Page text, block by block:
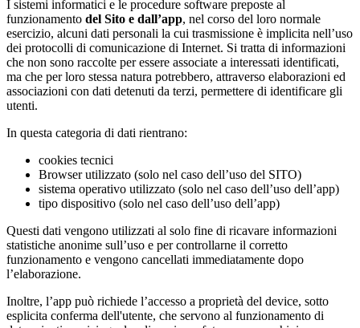
I sistemi informatici e le procedure software preposte al
funzionamento del Sito e dall’app, nel corso del loro normale
esercizio, alcuni dati personali la cui trasmissione è implicita nell’uso
dei protocolli di comunicazione di Internet. Si tratta di informazioni
che non sono raccolte per essere associate a interessati identificati,
ma che per loro stessa natura potrebbero, attraverso elaborazioni ed
associazioni con dati detenuti da terzi, permettere di identificare gli
utenti.
In questa categoria di dati rientrano:
cookies tecnici
Browser utilizzato (solo nel caso dell’uso del SITO)
sistema operativo utilizzato (solo nel caso dell’uso dell’app)
tipo dispositivo (solo nel caso dell’uso dell’app)
Questi dati vengono utilizzati al solo fine di ricavare informazioni
statistiche anonime sull’uso e per controllarne il corretto
funzionamento e vengono cancellati immediatamente dopo
l’elaborazione.
Inoltre, l’app può richiede l’accesso a proprietà del device, sotto
esplicita conferma dell'utente, che servono al funzionamento di